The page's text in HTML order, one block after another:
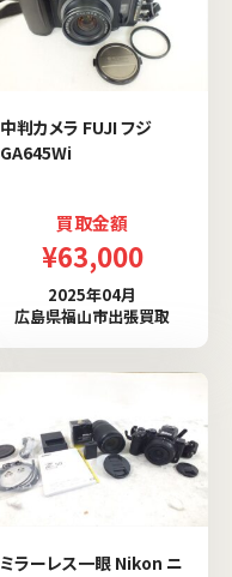
中判カメラ FUJI フジ
GA645Wi
買取金額
¥63,000
2025年04月
広島県福山市出張買取
ミラーレス一眼 Nikon ニ